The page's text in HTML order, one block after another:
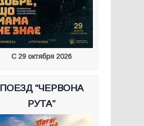
С 29 октября 2026
ПОЕЗД “ЧЕРВОНА
РУТА”